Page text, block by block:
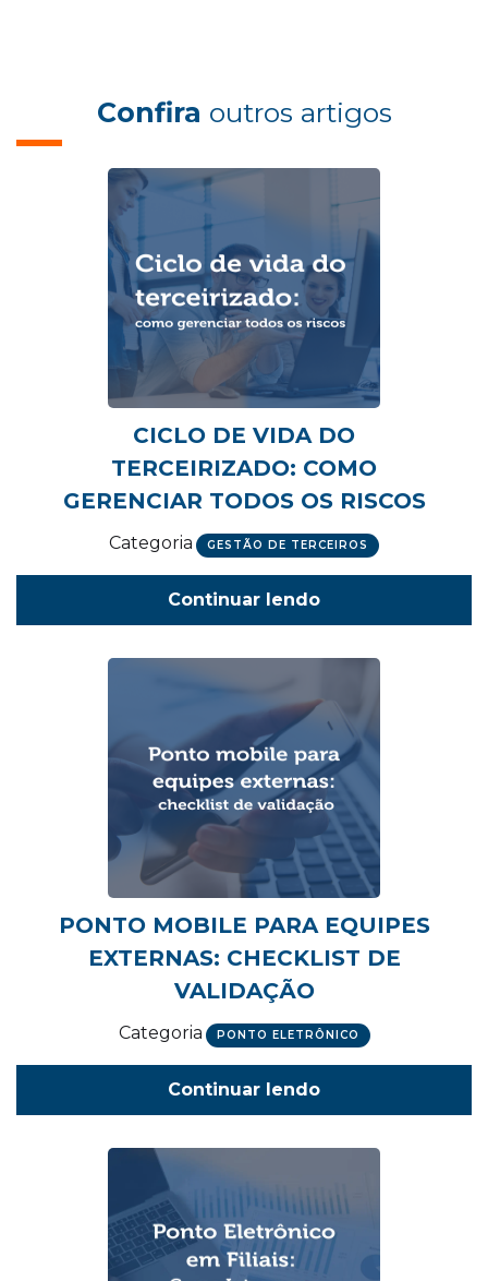
Confira outros artigos
CICLO DE VIDA DO
TERCEIRIZADO: COMO
GERENCIAR TODOS OS RISCOS
Categoria GESTÃO DE TERCEIROS
Continuar lendo
PONTO MOBILE PARA EQUIPES
EXTERNAS: CHECKLIST DE
VALIDAÇÃO
Categoria PONTO ELETRÔNICO
Continuar lendo